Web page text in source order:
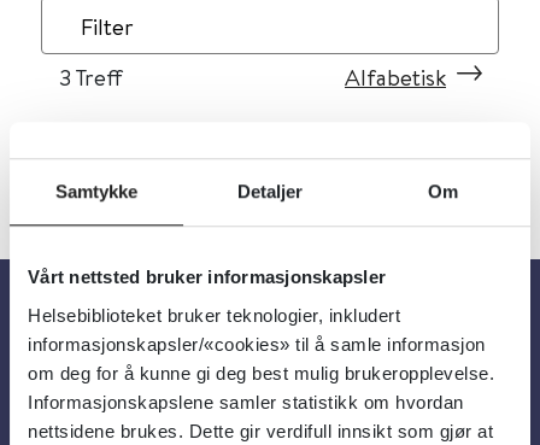
Samtykke Detaljer Om
Vårt nettsted bruker informasjonskapsler
Helsebiblioteket bruker teknologier, inkludert
informasjonskapsler/«cookies» til å samle informasjon
om deg for å kunne gi deg best mulig brukeropplevelse.
Informasjonskapslene samler statistikk om hvordan
nettsidene brukes. Dette gir verdifull innsikt som gjør at
Filter
3 Treff Alfabetisk
Om oss
Om Helsebiblioteket